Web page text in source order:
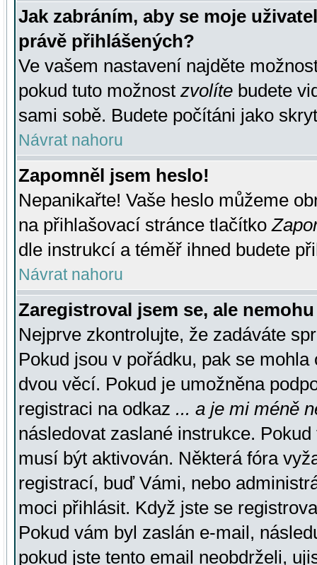
Jak zabráním, aby se moje
právě přihlášených?
Ve vašem nastavení najděte
pokud tuto možnost zvolíte budete
sami sobě. Budete počítáni jako
Návrat nahoru
Zapomněl jsem heslo!
Nepanikařte! Vaše heslo můžeme
na přihlašovací stránce tlačítko
dle instrukcí a téměř ihned budete
Návrat nahoru
Zaregistroval jsem se, ale
Nejprve zkontrolujte, že zadáváte
Pokud jsou v pořádku, pak se
dvou věcí. Pokud je umožněna
registraci na odkaz ... a je mi méně
následovat zaslané instrukce.
musí být aktivován. Některá fóra
registrací, buď Vámi, nebo
moci přihlásit. Když jste se
Pokud vám byl zaslán e-mail,
pokud jste tento email neobdrželi,